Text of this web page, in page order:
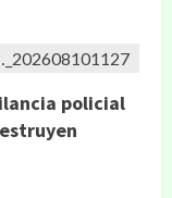
policial